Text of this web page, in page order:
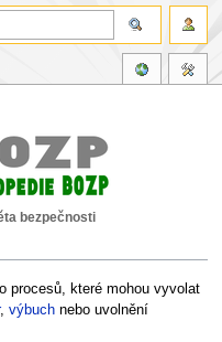
bezpečnosti
procesů, které mohou vyvolat
,výbuch nebo uvolnění